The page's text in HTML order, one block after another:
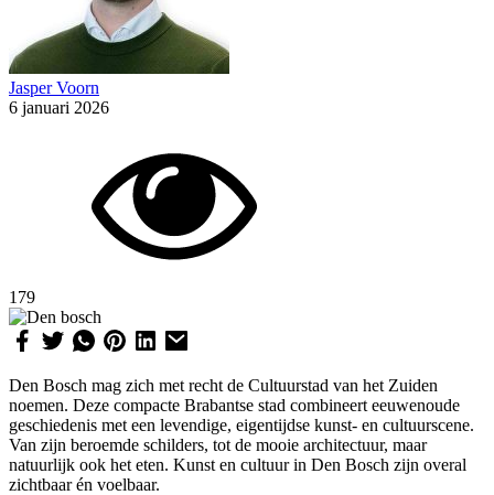
Jasper Voorn
6 januari 2026
179
Den Bosch mag zich met recht de Cultuurstad van het Zuiden
noemen. Deze compacte Brabantse stad combineert eeuwenoude
geschiedenis met een levendige, eigentijdse kunst- en cultuurscene.
Van zijn beroemde schilders, tot de mooie architectuur, maar
natuurlijk ook het eten. Kunst en cultuur in Den Bosch zijn overal
zichtbaar én voelbaar.